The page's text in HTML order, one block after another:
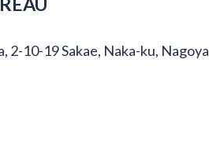
2-10-19 Sakae, Naka-ku, Nagoya